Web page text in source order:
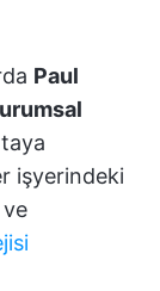
Paul
işyerindeki